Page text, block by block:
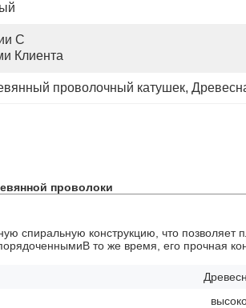
С
Клиента
проволочный катушек,
проволоки
спиральную конструкцию, что
то же время, его прочная